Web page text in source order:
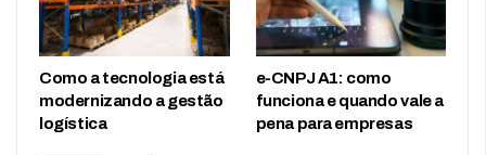
Como a tecnologia está
modernizando a gestão
logística
e-CNPJ A1: como
funciona e quando vale a
pena para empresas